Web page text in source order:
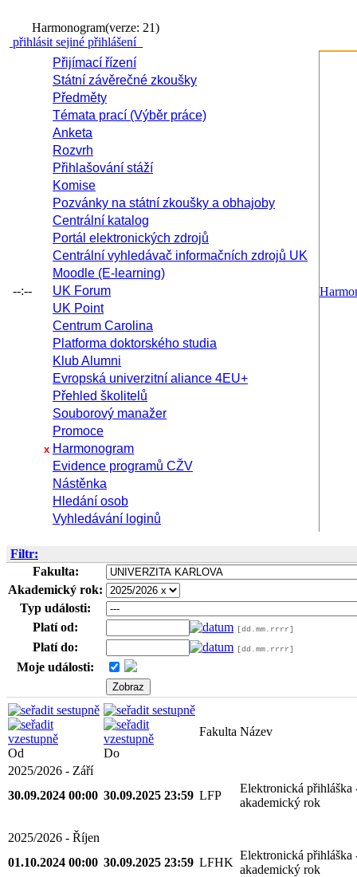
Harmonogram(verze: 21)
přihlásit sejiné přihlášení
--:--
Přijímací řízení
Státní závěrečné zkoušky
Předměty
Témata prací (Výběr práce)
Anketa
Rozvrh
Přihlašování stáží
Komise
Pozvánky na státní zkoušky a obhajoby
Centrální katalog
Portál elektronických zdrojů
Centrální vyhledávač informačních zdrojů UK
Moodle (E-learning)
UK Forum
UK Point
Centrum Carolina
Platforma doktorského studia
Klub Alumni
Evropská univerzitní aliance 4EU+
Přehled školitelů
Souborový manažer
Promoce
x Harmonogram
Evidence programů CŽV
Nástěnka
Hledání osob
Vyhledávání loginů
Filtr:
Fakulta:
Akademický rok:
Typ události:
Platí od:
[dd.mm.rrrr]
Platí do: [dd.mm.rrrr]
Moje události:
Od Do
Fakulta Název
2025/2026 - Září
30.09.2024 00:00 30.09.2025 23:59 LFP
Elektronická přihláška
akademický rok
2025/2026 - Říjen
01.10.2024 00:00 30.09.2025 23:59 LFHK
Elektronická přihláška
akademický rok